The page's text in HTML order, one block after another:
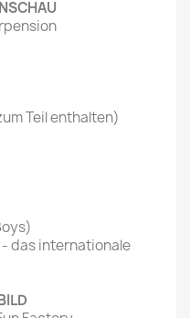
Teil enthalten)
das internationale